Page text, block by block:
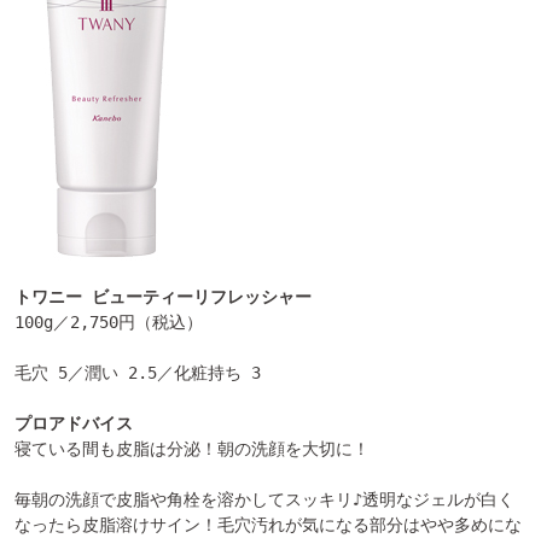
トワニー
ビューティーリフレッシャー
100g／2,750円（税込）
毛穴 5／潤い 2.5／化粧持ち 3
プロアドバイス
寝ている間も皮脂は分泌！朝の洗顔を大切に！
毎朝の洗顔で皮脂や角栓を溶かしてスッキリ♪透明なジェルが白く
なったら皮脂溶けサイン！毛穴汚れが気になる部分はやや多めにな